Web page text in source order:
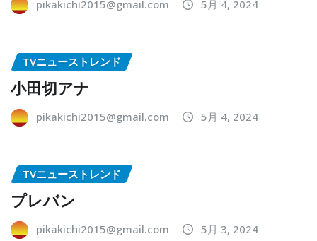
pikakichi2015@gmail.com 5月 4, 2024
TVニューストレンド
小田切アナ
pikakichi2015@gmail.com 5月 4, 2024
TVニューストレンド
プレバン
pikakichi2015@gmail.com 5月 3, 2024